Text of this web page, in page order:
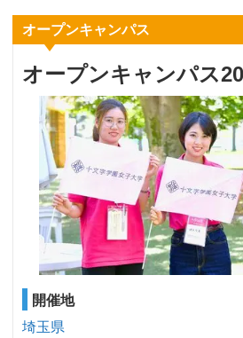
オープンキャンパス
オープンキャンパス
開催地
埼玉県